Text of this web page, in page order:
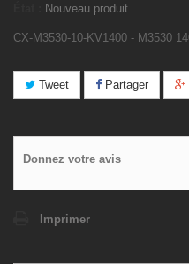
Nouveau produit
CX-M3530-10-KV1400 - M3530
Tweet Partager
Donnez votre avis
Imprimer